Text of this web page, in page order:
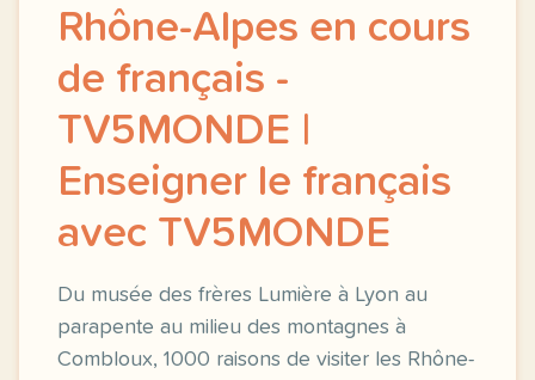
Rhône-Alpes en cours
de français -
TV5MONDE |
Enseigner le français
avec TV5MONDE
Du musée des frères Lumière à Lyon au
parapente au milieu des montagnes à
Combloux, 1000 raisons de visiter les Rhône-